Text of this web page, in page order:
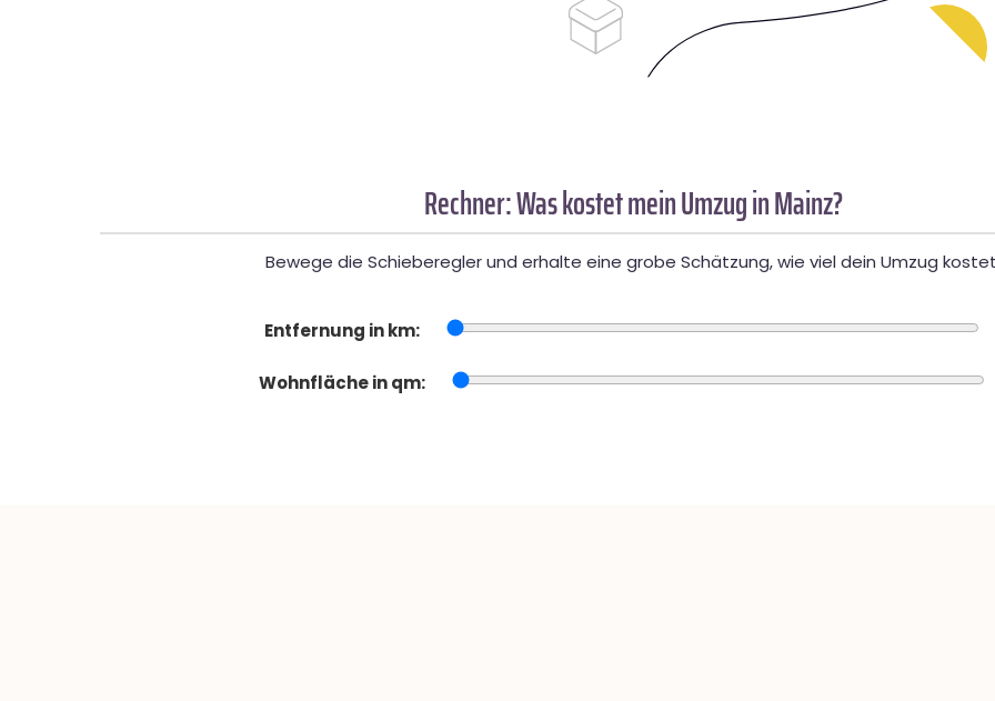
Rechner: Was kostet mein Umzug in Mainz?
Bewege die Schieberegler und erhalte eine grobe Schätzung, wie viel dein Umzug
Entfernung in km:
Wohnfläche in qm: